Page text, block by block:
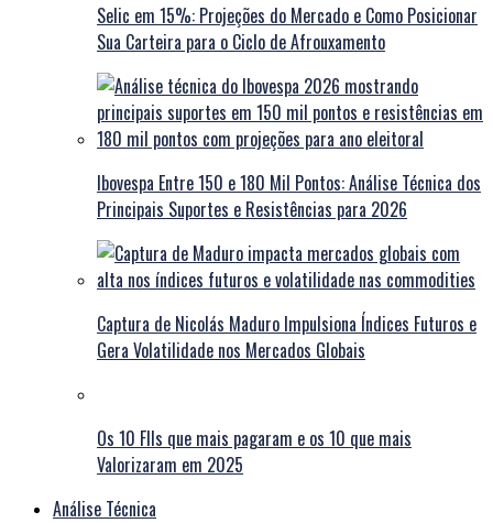
Selic em 15%: Projeções do Mercado e Como Posicionar
Sua Carteira para o Ciclo de Afrouxamento
Ibovespa Entre 150 e 180 Mil Pontos: Análise Técnica dos
Principais Suportes e Resistências para 2026
Captura de Nicolás Maduro Impulsiona Índices Futuros e
Gera Volatilidade nos Mercados Globais
Os 10 FIIs que mais pagaram e os 10 que mais
Valorizaram em 2025
Análise Técnica